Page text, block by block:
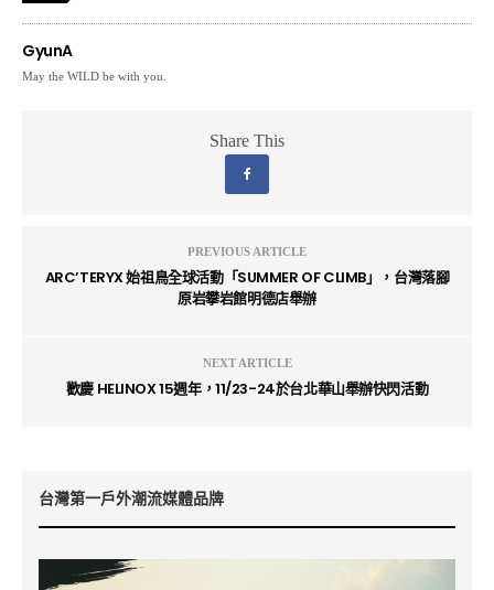
GyunA
May the WILD be with you.
Share This
PREVIOUS ARTICLE
ARC’TERYX 始祖鳥全球活動「SUMMER OF CLIMB」，台灣落腳
原岩攀岩館明德店舉辦
NEXT ARTICLE
歡慶 HELINOX 15週年，11/23-24於台北華山舉辦快閃活動
台灣第一戶外潮流媒體品牌